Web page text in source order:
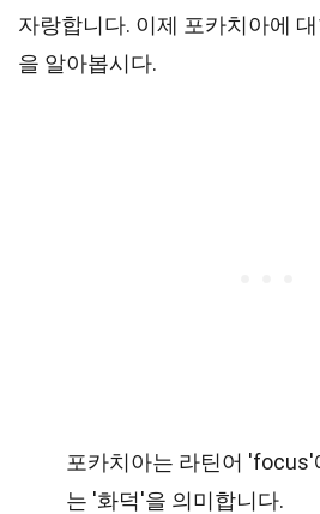
자랑합니다. 이제 포카치아에
을 알아봅시다.
포카치아는 라틴어 'focus'
는 '화덕'을 의미합니다.